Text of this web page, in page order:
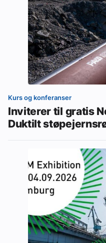
Kurs og konferanser
Inviterer til gratis
Duktilt